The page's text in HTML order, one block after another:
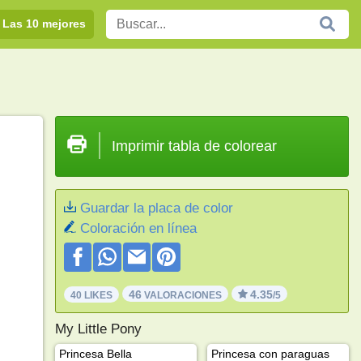
Las 10 mejores
Imprimir tabla de colorear
Guardar la placa de color
Coloración en línea
40 LIKES 46VALORACIONES 4.35/5
My Little Pony
Princesa Bella Princesa con paraguas